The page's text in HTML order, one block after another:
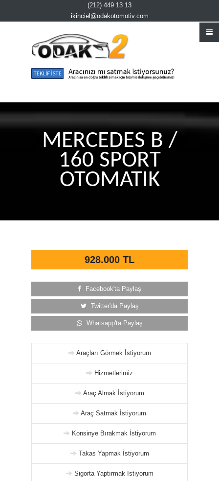
(212) 449 13 13
ikinciel@odakotomotiv.com
MERCEDES B /
160 SPORT
OTOMATIK
928.000 TL
Facebook'ta Paylaş
Twitter'da Paylaş
Whatsapp'ta Paylaş
Araçları Görmek İstiyorum
Hizmetlerimiz
Araç Almak İstiyorum
Araç Satmak İstiyorum
Konsinye Bırakmak İstiyorum
Takas Yapmak İstiyorum
Sigorta Yaptırmak İstiyorum